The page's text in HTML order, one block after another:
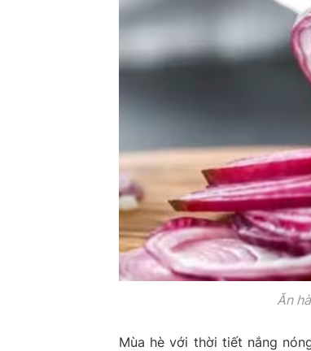
Ăn
Mùa hè với thời tiết nắng